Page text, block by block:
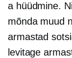
a hüüdmine.
mõnda muud
armastad
levitage